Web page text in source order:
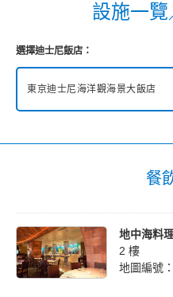
設施一
選擇迪士尼飯店：
東京迪士尼海洋觀海景大飯店
東京迪士尼海洋觀海景大飯店
餐
地中海料
2 樓
地圖編號